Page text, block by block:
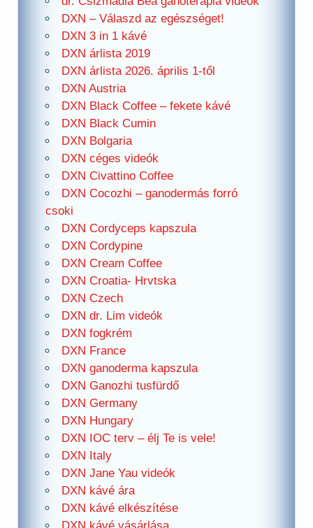
DXN – Válaszd az egészséget!
DXN 3 in 1 kávé
DXN árlista 2019
DXN árlista 2026. április 1-től
DXN Austria
DXN Black Coffee – fekete kávé
DXN Black Cumin
DXN Bolgaria
DXN céges videók
DXN Civattino Coffee
DXN Cocozhi – ganodermás forró
csoki
DXN Cordyceps kapszula
DXN Cordypine
DXN Cream Coffee
DXN Croatia- Hrvtska
DXN Czech
DXN dr. Lim videók
DXN fogkrém
DXN France
DXN ganoderma kapszula
DXN Ganozhi tusfürdő
DXN Germany
DXN Hungary
DXN IOC terv – élj Te is vele!
DXN Italy
DXN Jane Yau videók
DXN kávé ára
DXN kávé elkészítése